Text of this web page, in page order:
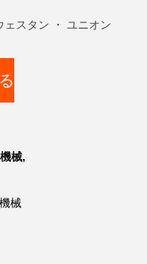
スタン ・ ユニオン
械,
械